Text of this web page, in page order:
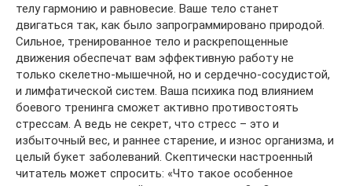
телу гармонию и равновесие. Ваше тело станет
двигаться так, как было запрограммировано природой.
Сильное, тренированное тело и раскрепощенные
движения обеспечат вам эффективную работу не
только скелетно-мышечной, но и сердечно-сосудистой,
и лимфатической систем. Ваша психика под влиянием
боевого тренинга сможет активно противостоять
стрессам. А ведь не секрет, что стресс – это и
избыточный вес, и раннее старение, и износ организма, и
целый букет заболеваний. Скептически настроенный
читатель может спросить: «Что такое особенное